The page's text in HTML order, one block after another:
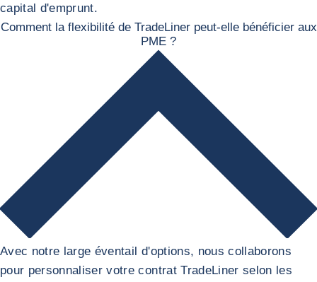
capital d'emprunt.
Comment la flexibilité de TradeLiner peut-elle bénéficier aux
PME ?
Avec notre large éventail d'options, nous collaborons
pour personnaliser votre contrat TradeLiner selon les